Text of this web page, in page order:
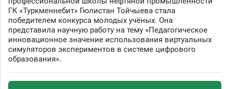
ГК «Туркменнебит» Гюлистан Тойчыева стала
победителем конкурса молодых учёных. Она
представила научную работу на тему «Педагогическое
инновационное значение использования виртуальных
симуляторов экспериментов в системе цифрового
образования».